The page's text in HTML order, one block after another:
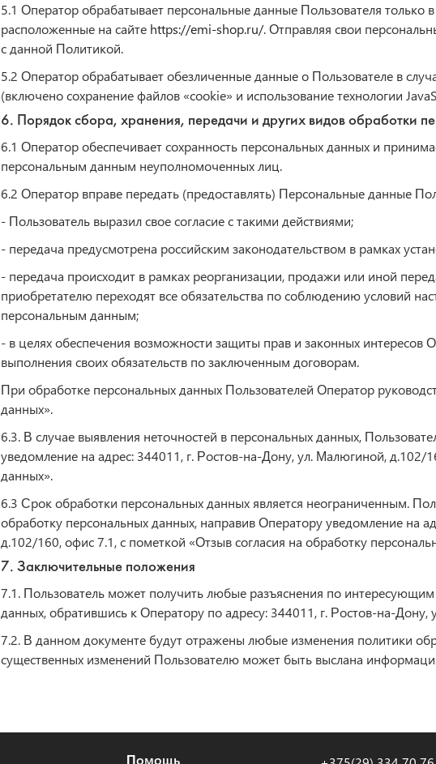
5.1 Оператор обрабатывает персональные данные Пользователя только
расположенные на сайте https://emi-shop.ru/. Отправляя свои
с данной Политикой.
5.2 Оператор обрабатывает обезличенные данные о Пользователе в
(включено сохранение файлов «cookie» и использование технологии
6. Порядок сбора, хранения, передачи и других видов обработки
6.1 Оператор обеспечивает сохранность персональных данных и
персональным данным неуполномоченных лиц.
6.2 Оператор вправе передать (предоставлять) Персональные данные
- Пользователь выразил свое согласие с такими действиями;
- передача предусмотрена российским законодательством в рамках
- передача происходит в рамках реорганизации, продажи или иной
приобретателю переходят все обязательства по соблюдению условий
персональным данным;
- в целях обеспечения возможности защиты прав и законных интересов
выполнения своих обязательств по заключенным договорам.
При обработке персональных данных Пользователей Оператор
данных».
6.3. В случае выявления неточностей в персональных данных,
уведомление на адрес: 344011, г. Ростов-на-Дону, ул. Малюгиной, д.102/
данных».
6.3 Срок обработки персональных данных является неограниченным.
обработку персональных данных, направив Оператору уведомление на
д.102/160, офис 7.1, с пометкой «Отзыв согласия на обработку
7. Заключительные положения
7.1. Пользователь может получить любые разъяснения по
данных, обратившись к Оператору по адресу: 344011, г. Ростов-на-
7.2. В данном документе будут отражены любые изменения политики
существенных изменений Пользователю может быть выслана
Помощь